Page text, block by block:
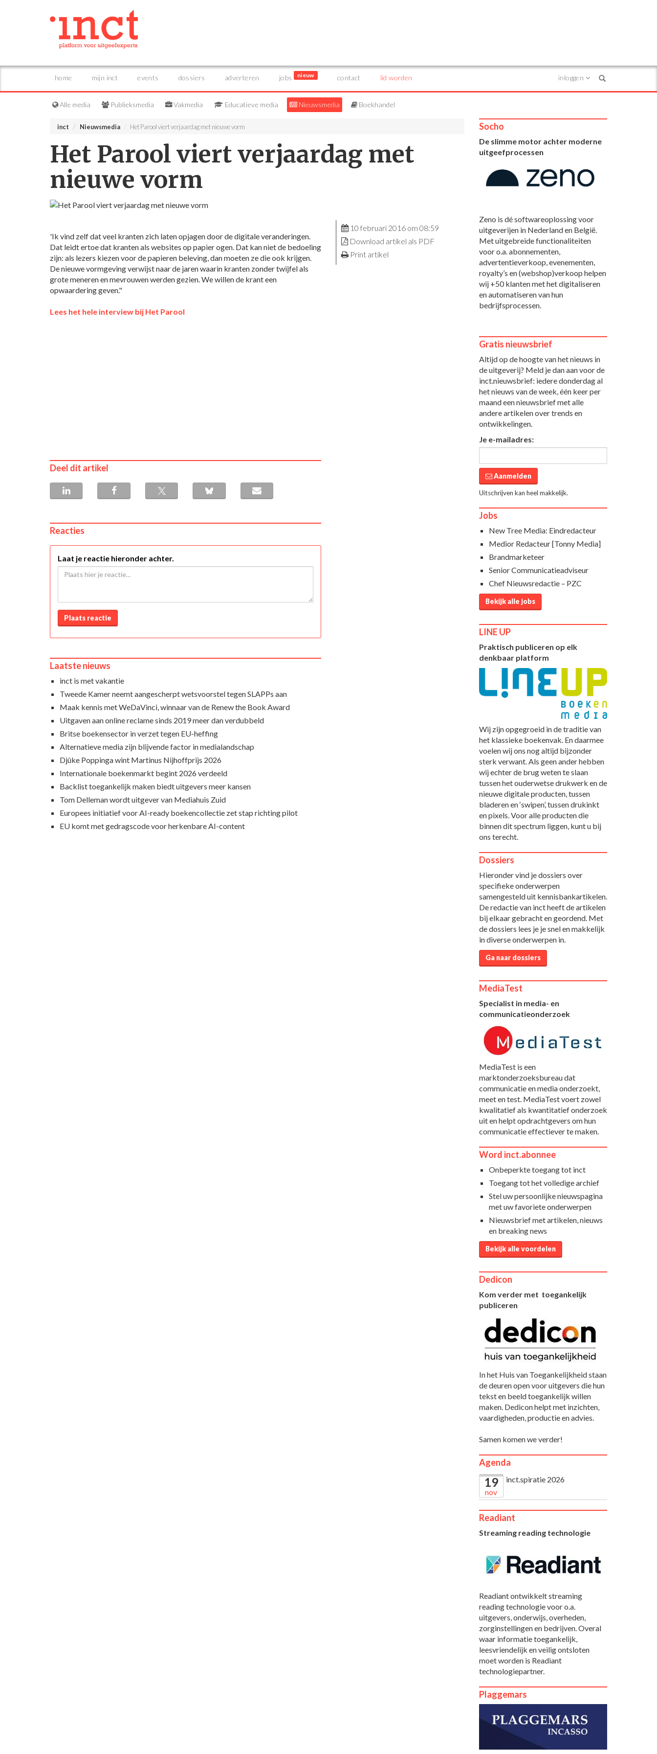
home mijn inct events dossiers adverteren jobs nieuw contact lid worden inloggen
Alle media Publieksmedia Vakmedia Educatieve media Nieuwsmedia Boekhandel
inct Nieuwsmedia Het Parool viert verjaardag met nieuwe vorm
Het Parool viert verjaardag met
nieuwe vorm
'Ik vind zelf dat veel kranten zich laten opjagen door de digitale veranderingen.
Dat leidt ertoe dat kranten als websites op papier ogen. Dat kan niet de bedoeling
zijn: als lezers kiezen voor de papieren beleving, dan moeten ze die ook krijgen.
De nieuwe vormgeving verwijst naar de jaren waarin kranten zonder twijfel als
grote meneren en mevrouwen werden gezien. We willen de krant een
opwaardering geven."
Lees het hele interview bij Het Parool
10 februari 2016 om 08:59
Download artikel als PDF
Print artikel
Deel dit artikel
Reacties
Laat je reactie hieronder achter.
Plaats reactie
Laatste nieuws
inct is met vakantie
Tweede Kamer neemt aangescherpt wetsvoorstel tegen SLAPPs aan
Maak kennis met WeDaVinci, winnaar van de Renew the Book Award
Uitgaven aan online reclame sinds 2019 meer dan verdubbeld
Britse boekensector in verzet tegen EU-heffing
Alternatieve media zijn blijvende factor in medialandschap
Djûke Poppinga wint Martinus Nijhoffprijs 2026
Internationale boekenmarkt begint 2026 verdeeld
Backlist toegankelijk maken biedt uitgevers meer kansen
Tom Delleman wordt uitgever van Mediahuis Zuid
Europees initiatief voor AI-ready boekencollectie zet stap richting pilot
EU komt met gedragscode voor herkenbare AI-content
Socho
De slimme motor achter moderne
uitgeefprocessen
Zeno is dé softwareoplossing voor
uitgeverijen in Nederland en België.
Met uitgebreide functionaliteiten
voor o.a. abonnementen,
advertentieverkoop, evenementen,
royalty’s en (webshop)verkoop helpen
wij +50 klanten met het digitaliseren
en automatiseren van hun
bedrijfsprocessen.
Gratis nieuwsbrief
Altijd op de hoogte van het nieuws in
de uitgeverij? Meld je dan aan voor de
inct.nieuwsbrief: iedere donderdag al
het nieuws van de week, één keer per
maand een nieuwsbrief met alle
andere artikelen over trends en
ontwikkelingen.
Je e-mailadres:
Aanmelden
Uitschrijven kan heel makkelijk.
Jobs
New Tree Media: Eindredacteur
Medior Redacteur [Tonny Media]
Brandmarketeer
Senior Communicatieadviseur
Chef Nieuwsredactie – PZC
Bekijk alle jobs
LINE UP
Praktisch publiceren op elk
denkbaar platform
Wij zijn opgegroeid in de traditie van
het klassieke boekenvak. En daarmee
voelen wij ons nog altijd bijzonder
sterk verwant. Als geen ander hebben
wij echter de brug weten te slaan
tussen het ouderwetse drukwerk en de
nieuwe digitale producten, tussen
bladeren en ‘swipen’, tussen drukinkt
en pixels. Voor alle producten die
binnen dit spectrum liggen, kunt u bij
ons terecht.
Dossiers
Hieronder vind je dossiers over
specifieke onderwerpen
samengesteld uit kennisbankartikelen.
De redactie van inct heeft de artikelen
bij elkaar gebracht en geordend. Met
de dossiers lees je je snel en makkelijk
in diverse onderwerpen in.
Ga naar dossiers
MediaTest
Specialist in media- en
communicatieonderzoek
MediaTest is een
marktonderzoeksbureau dat
communicatie en media onderzoekt,
meet en test. MediaTest voert zowel
kwalitatief als kwantitatief onderzoek
uit en helpt opdrachtgevers om hun
communicatie effectiever te maken.
Word inct.abonnee
Onbeperkte toegang tot inct
Toegang tot het volledige archief
Stel uw persoonlijke nieuwspagina
met uw favoriete onderwerpen
Nieuwsbrief met artikelen, nieuws
en breaking news
Bekijk alle voordelen
Dedicon
Kom verder met toegankelijk
publiceren
In het Huis van Toegankelijkheid staan
de deuren open voor uitgevers die hun
tekst en beeld toegankelijk willen
maken. Dedicon helpt met inzichten,
vaardigheden, productie en advies.
Samen komen we verder!
Agenda
19
nov
inct.spiratie 2026
Readiant
Streaming reading technologie
Readiant ontwikkelt streaming
reading technologie voor o.a.
uitgevers, onderwijs, overheden,
zorginstellingen en bedrijven. Overal
waar informatie toegankelijk,
leesvriendelijk en veilig ontsloten
moet worden is Readiant
technologiepartner.
Plaggemars